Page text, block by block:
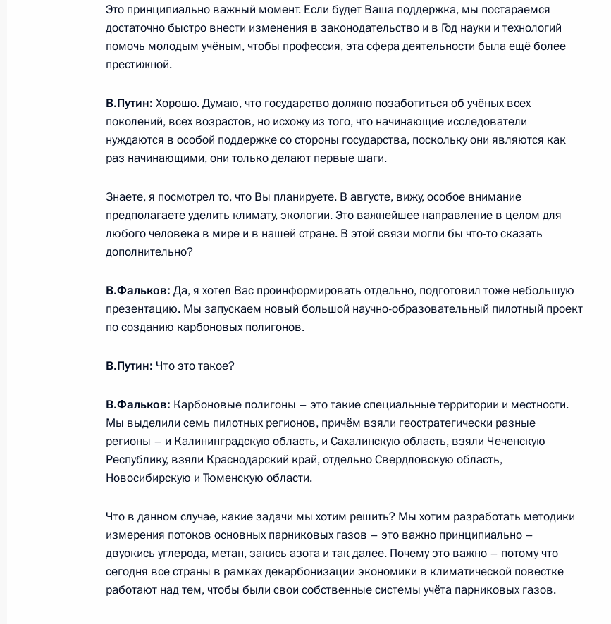
2 марта 2021 года, 16:45 Москва, Кремль
Встреча с главой Федерального медико-биологического
агентства Вероникой Скворцовой
27 февраля 2021 года, суббота
Поздравление военнослужащим и ветеранам Сил специальных
27 февраля 2021 года, 09:00
26 февраля 2021 года, 14:30 Москва, Кремль
25 февраля 2021 года, четверг
Катыриным
Это принципиально важный момент. Если будет Ваша поддержка, мы постараемся
достаточно быстро внести изменения в законодательство и в Год науки и технологий
помочь молодым учёным, чтобы профессия, эта сфера деятельности была ещё более
престижной.
В.Путин: Хорошо. Думаю, что государство должно позаботиться об учёных всех
поколений, всех возрастов, но исхожу из того, что начинающие исследователи
нуждаются в особой поддержке со стороны государства, поскольку они являются как
раз начинающими, они только делают первые шаги.
Знаете, я посмотрел то, что Вы планируете. В августе, вижу, особое внимание
предполагаете уделить климату, экологии. Это важнейшее направление в целом для
любого человека в мире и в нашей стране. В этой связи могли бы что-то сказать
дополнительно?
В.Фальков: Да, я хотел Вас проинформировать отдельно, подготовил тоже небольшую
презентацию. Мы запускаем новый большой научно-образовательный пилотный проект
по созданию карбоновых полигонов.
В.Путин: Что это такое?
В.Фальков: Карбоновые полигоны – это такие специальные территории и местности.
Мы выделили семь пилотных регионов, причём взяли геостратегически разные
регионы – и Калининградскую область, и Сахалинскую область, взяли Чеченскую
Республику, взяли Краснодарский край, отдельно Свердловскую область,
Новосибирскую и Тюменскую области.
Что в данном случае, какие задачи мы хотим решить? Мы хотим разработать методики
измерения потоков основных парниковых газов – это важно принципиально –
двуокись углерода, метан, закись азота и так далее. Почему это важно – потому что
сегодня все страны в рамках декарбонизации экономики в климатической повестке
работают над тем, чтобы были свои собственные системы учёта парниковых газов.